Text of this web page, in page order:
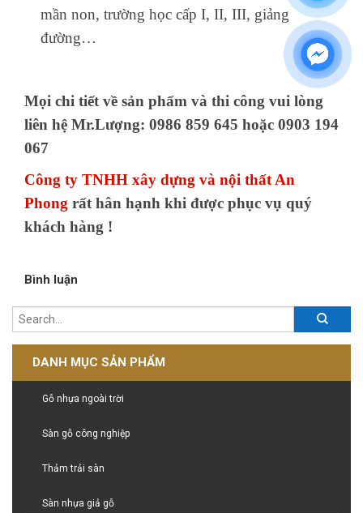
mần non, trường học cấp I, II, III, giảng
đường…
Mọi chi tiết về sản phẩm và thi công vui lòng
liên hệ Mr.Lượng: 0986 859 645 hoặc 0903 194
067
Công ty TNHH xây dựng và nội thất An
Phong rất hân hạnh khi được phục vụ quý
khách hàng !
Bình luận
DANH MỤC SẢN PHẨM
Gỗ nhựa ngoài trời
Sàn gỗ công nghiệp
Thảm trải sàn
Sàn nhựa giả gỗ